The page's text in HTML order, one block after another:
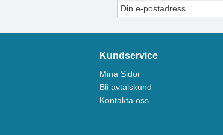
Kundservice
Mina Sidor
Bli avtalskund
Kontakta oss